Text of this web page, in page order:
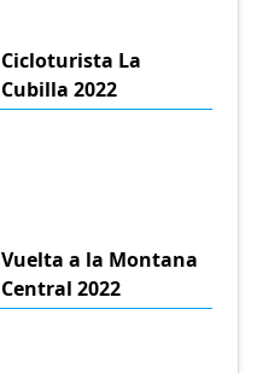
Cicloturista La
Cubilla 2022
Vuelta a la Montana
Central 2022